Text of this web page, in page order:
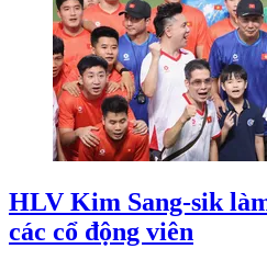
HLV Kim Sang-sik
các cổ động viên